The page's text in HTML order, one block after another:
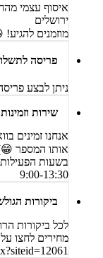
ירושלים
מוזמנים להגיע!
פריסה
ניתן לבצע פריסה עד 10 תשלומים
שירות
אותו המספר
9:00-13:30
ביקורות
לכל ביקורות
מחירים לחצו